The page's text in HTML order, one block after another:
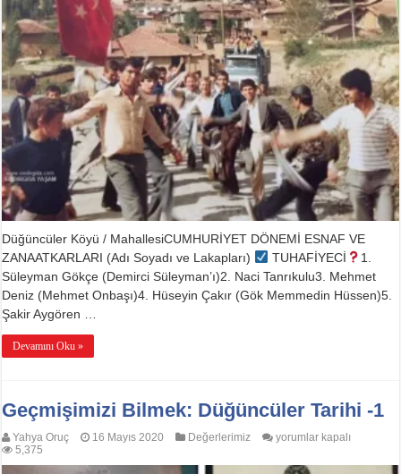
Düğüncüler Köyü / MahallesiCUMHURİYET DÖNEMİ ESNAF VE
ZANAATKARLARI (Adı Soyadı ve Lakapları)
TUHAFİYECİ
1.
Süleyman Gökçe (Demirci Süleyman’ı)2. Naci Tanrıkulu3. Mehmet
Deniz (Mehmet Onbaşı)4. Hüseyin Çakır (Gök Memmedin Hüssen)5.
Şakir Aygören …
Devamını Oku »
Geçmişimizi Bilmek: Düğüncüler Tarihi -1
Yahya Oruç 16 Mayıs 2020 Değerlerimiz
Geçmişimizi
yorumlar kapalı
5,375